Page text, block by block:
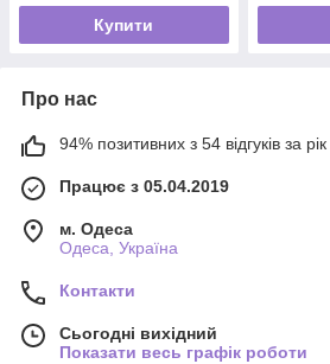
Купити
Про нас
94% позитивних з 54 відгуків за рік
Працює з 05.04.2019
м. Одеса
Одеса, Україна
Контакти
Сьогодні вихідний
Показати весь графік роботи